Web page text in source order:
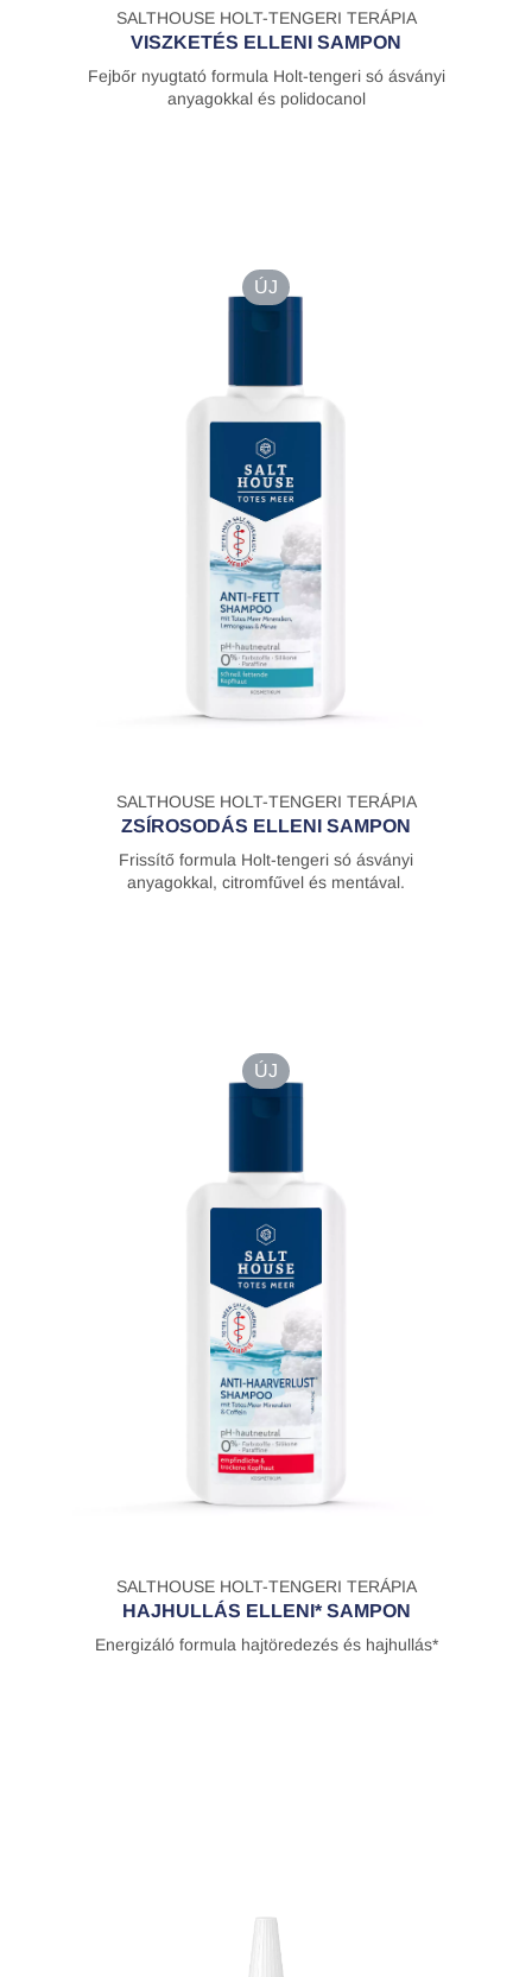
SALTHOUSE HOLT-TENGERI TERÁPIA
VISZKETÉS ELLENI SAMPON
Fejbőr nyugtató formula Holt-tengeri só ásványi
anyagokkal és polidocanol
ÚJ
SALTHOUSE HOLT-TENGERI TERÁPIA
ZSÍROSODÁS ELLENI SAMPON
Frissítő formula Holt-tengeri só ásványi
anyagokkal, citromfűvel és mentával.
ÚJ
SALTHOUSE HOLT-TENGERI TERÁPIA
HAJHULLÁS ELLENI* SAMPON
Energizáló formula hajtöredezés és hajhullás*